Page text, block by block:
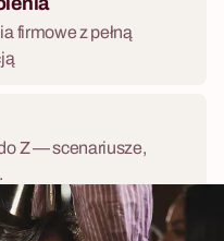
firmowe z pełną
Z — scenariusze,